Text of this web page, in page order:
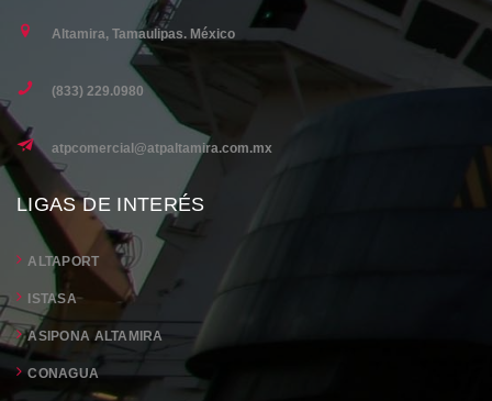
Altamira, Tamaulipas. México
(833) 229.0980
atpcomercial@atpaltamira.com.mx
LIGAS DE INTERÉS
ALTAPORT
ISTASA
ASIPONA ALTAMIRA
CONAGUA